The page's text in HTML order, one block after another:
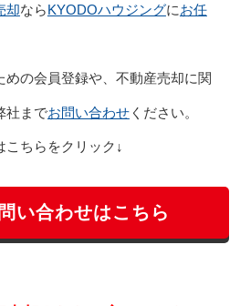
却ならKYODOハウジングにお任
の会員登録や、不動産売却に関
社までお問い合わせください。
こちらをクリック↓
い合わせはこちら